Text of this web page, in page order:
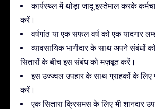
कार्यस्थ्ल में थोड़ा जादू इस्तेमाल करके
करें।
वर्षगांठ या एक सफल वर्ष को एक यादगार
व्यावसायिक भागीदार के साथ अपने संबंधों
सितारों के बीच इस संबंध को मज़बूत करें।
इस उज्ज्वल उपहार के साथ ग्राहकों के लिए
करें।
एक सितारा क्रिसमस के लिए भी शानदार